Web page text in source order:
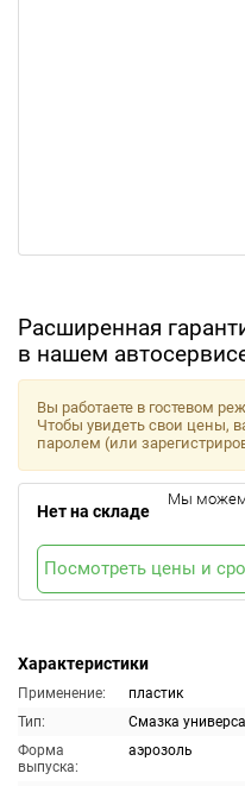
Расширенная
в нашем
Характеристики
Применение:
пластик
Тип:
Смазка
Форма
выпуска:
аэрозоль
Вы работаете в гостевом
Чтобы увидеть свои цены,
паролем (или
Нет на складе
Мы можем
Посмотреть цены и